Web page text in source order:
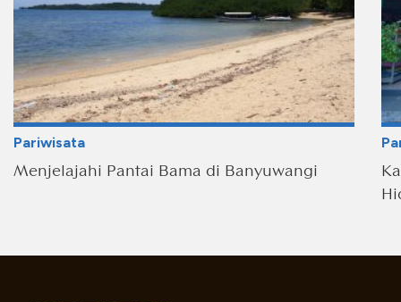
Pariwisata
Menjelajahi Pantai Bama di Banyuwangi